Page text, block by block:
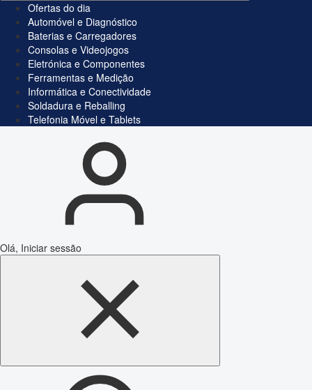
Ofertas do dia
Automóvel e Diagnóstico
Baterias e Carregadores
Consolas e Videojogos
Eletrónica e Componentes
Ferramentas e Medição
Informática e Conectividade
Soldadura e Reballing
Telefonia Móvel e Tablets
Olá, Iniciar sessão